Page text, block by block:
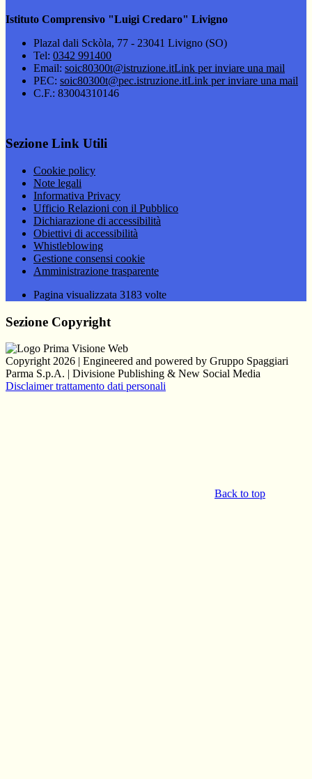
Istituto Comprensivo "Luigi Credaro" Livigno
Plazal dali Sckòla, 77 - 23041 Livigno (SO)
Tel: 0342 991400
Email: soic80300t@istruzione.itLink per inviare una mail
PEC: soic80300t@pec.istruzione.itLink per inviare una mail
C.F.: 83004310146
Sezione Link Utili
Cookie policy
Note legali
Informativa Privacy
Ufficio Relazioni con il Pubblico
Dichiarazione di accessibilità
Obiettivi di accessibilità
Whistleblowing
Gestione consensi cookie
Amministrazione trasparente
Pagina visualizzata 3183 volte
Sezione Copyright
Copyright 2026 | Engineered and powered by Gruppo Spaggiari
Parma S.p.A. | Divisione Publishing & New Social Media
Disclaimer trattamento dati personali
Back to top